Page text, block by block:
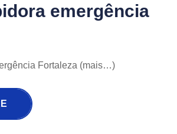
emergência
Fortaleza (mais…)